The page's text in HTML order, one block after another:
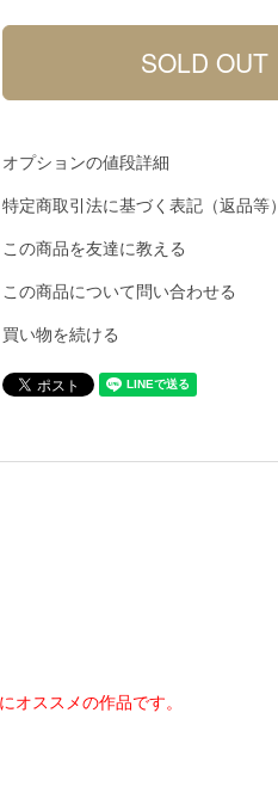
オプションの値段詳細
特定商取引法に基づく表記（返品等）
この商品を友達に教える
この商品について問い合わせる
買い物を続ける
オススメの作品です。